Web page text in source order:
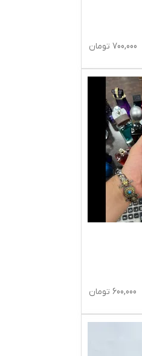
700,000 تومان
600,000 تومان